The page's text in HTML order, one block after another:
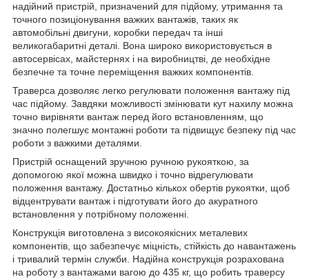
надійний пристрій, призначений для підйому, утримання та
точного позиціонування важких вантажів, таких як
автомобільні двигуни, коробки передач та інші
великогабаритні деталі. Вона широко використовується в
автосервісах, майстернях і на виробництві, де необхідне
безпечне та точне переміщення важких компонентів.
Траверса дозволяє легко регулювати положення вантажу під
час підйому. Завдяки можливості змінювати кут нахилу можна
точно вирівняти вантаж перед його встановленням, що
значно полегшує монтажні роботи та підвищує безпеку під час
роботи з важкими деталями.
Пристрій оснащений зручною ручною рукояткою, за
допомогою якої можна швидко і точно відрегулювати
положення вантажу. Достатньо кількох обертів рукоятки, щоб
відцентрувати вантаж і підготувати його до акуратного
встановлення у потрібному положенні.
Конструкція виготовлена з високоякісних металевих
компонентів, що забезпечує міцність, стійкість до навантажень
і тривалий термін служби. Надійна конструкція розрахована
на роботу з вантажами вагою до 435 кг, що робить траверсу